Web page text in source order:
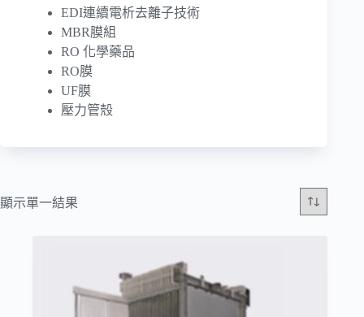
顯示單一結果
EDI連續電析去離子技術
MBR膜組
RO 化學藥品
RO膜
UF膜
壓力管殼